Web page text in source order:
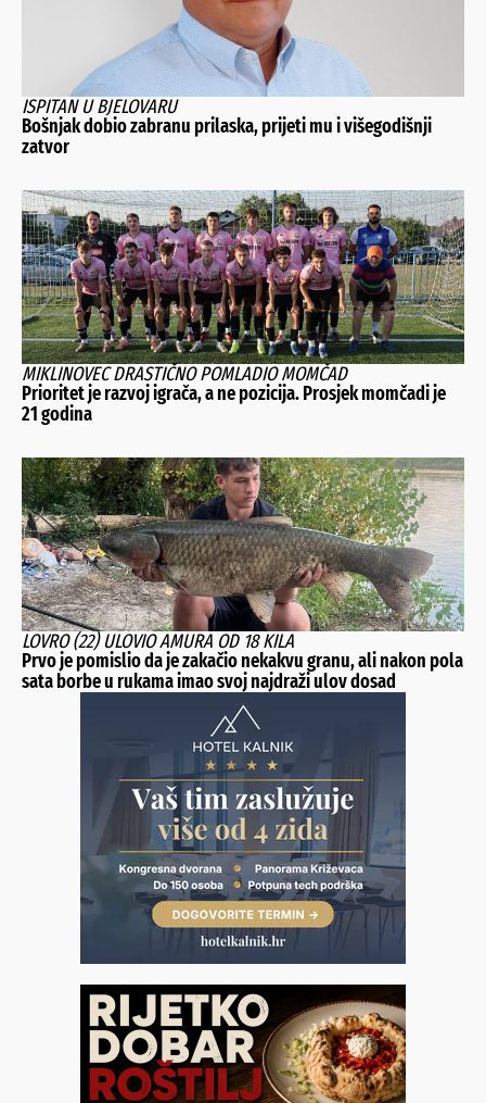
ISPITAN U BJELOVARU
Bošnjak dobio zabranu prilaska, prijeti mu i višegodišnji
zatvor
MIKLINOVEC DRASTIČNO POMLADIO MOMČAD
Prioritet je razvoj igrača, a ne pozicija. Prosjek momčadi je
21 godina
LOVRO (22) ULOVIO AMURA OD 18 KILA
Prvo je pomislio da je zakačio nekakvu granu, ali nakon pola
sata borbe u rukama imao svoj najdraži ulov dosad